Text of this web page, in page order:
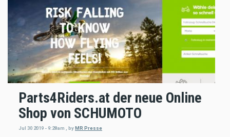
Parts4Riders.at der neue Online
Shop von SCHUMOTO
Jul 30 2019 - 9:28am byMR Presse